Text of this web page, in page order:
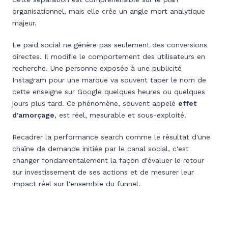
organisationnel, mais elle crée un angle mort analytique
majeur.
Le paid social ne génère pas seulement des conversions
directes. Il modifie le comportement des utilisateurs en
recherche. Une personne exposée à une publicité
Instagram pour une marque va souvent taper le nom de
cette enseigne sur Google quelques heures ou quelques
jours plus tard. Ce phénomène, souvent appelé effet
d'amorçage, est réel, mesurable et sous-exploité.
Recadrer la performance search comme le résultat d'une
chaîne de demande initiée par le canal social, c'est
changer fondamentalement la façon d'évaluer le retour
sur investissement de ses actions et de mesurer leur
impact réel sur l'ensemble du funnel.